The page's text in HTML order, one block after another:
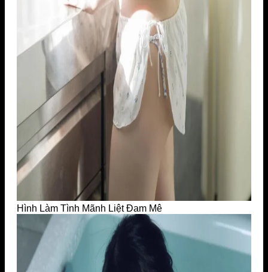
Hình Làm Tình Mãnh Liệt Đam Mê